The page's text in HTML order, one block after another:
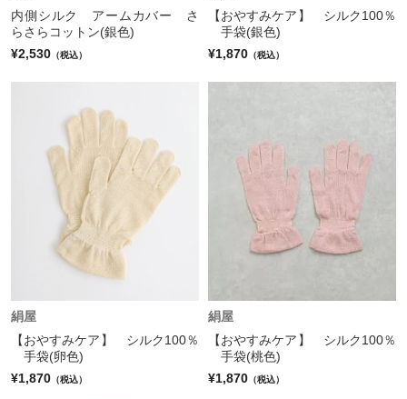
内側シルク アームカバー さ
らさらコットン(銀色)
¥2,530 （税込）
【おやすみケア】 シルク100％
手袋(銀色)
¥1,870 （税込）
絹屋
【おやすみケア】 シルク100％
手袋(卵色)
¥1,870 （税込）
絹屋
【おやすみケア】 シルク100％
手袋(桃色)
¥1,870 （税込）